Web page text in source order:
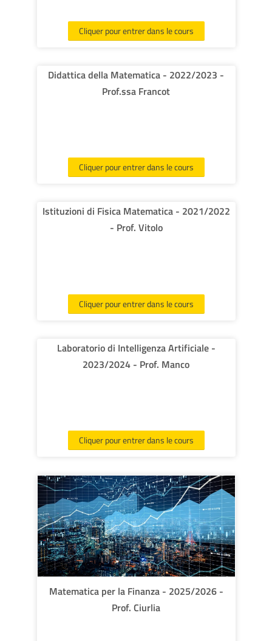
Cliquer pour entrer dans le cours
Didattica della Matematica - 2022/2023 -
Prof.ssa Francot
Cliquer pour entrer dans le cours
Istituzioni di Fisica Matematica - 2021/2022
- Prof. Vitolo
Cliquer pour entrer dans le cours
Laboratorio di Intelligenza Artificiale -
2023/2024 - Prof. Manco
Cliquer pour entrer dans le cours
Matematica per la Finanza - 2025/2026 -
Prof. Ciurlia